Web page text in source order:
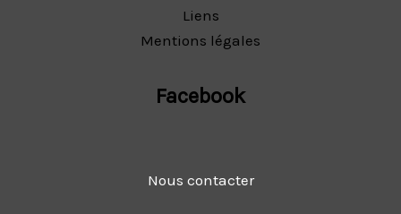
Liens
Mentions légales
Facebook
Nous contacter